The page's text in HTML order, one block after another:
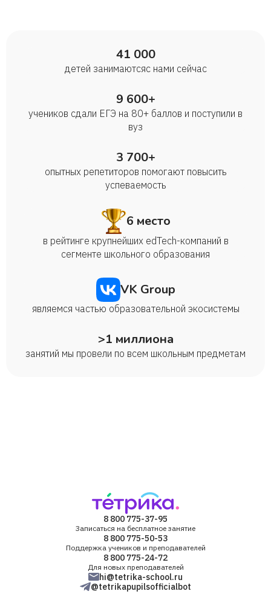
41 000
детей занимаются с нами сейчас
9 600+
учеников сдали ЕГЭ на 80+ баллов и поступили в
вуз
3 700+
опытных репетиторов помогают повысить
успеваемость
6 место
в рейтинге крупнейших edTech-компаний в
сегменте школьного образования
VK Group
являемся частью образовательной экосистемы
>1 миллиона
занятий мы провели по всем школьным предметам
8 800 775-37-95
Записаться на бесплатное занятие
8 800 775-50-53
Поддержка учеников и преподавателей
8 800 775-24-72
Для новых преподавателей
hi@tetrika-school.ru
@tetrikapupilsofficialbot